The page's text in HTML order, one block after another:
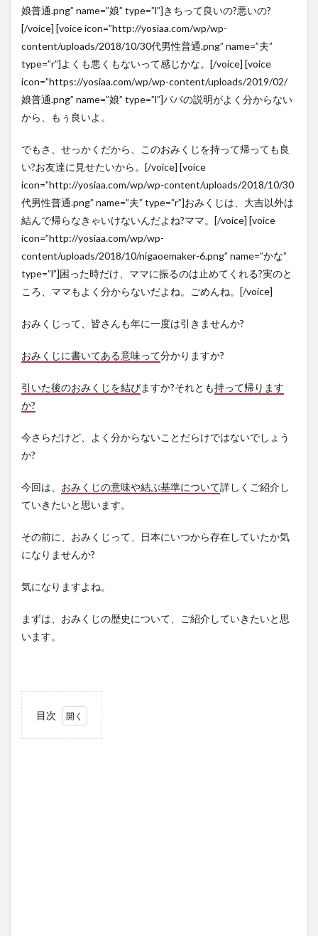
娘普通.png” name=”娘” type=”l”]きちって良いの?悪いの?
[/voice] [voice icon=”http://yosiaa.com/wp/wp-
content/uploads/2018/10/30代男性普通.png” name=”夫”
type=”r”]よくも悪くもないって感じかな。[/voice] [voice
icon=”https://yosiaa.com/wp/wp-content/uploads/2019/02/
娘普通.png” name=”娘” type=”l”]パパの説明がよく分からない
から、もぅ良いよ。
でもさ、せっかくだから、このおみくじを持って帰っても良
い?お友達に見せたいから。[/voice] [voice
icon=”http://yosiaa.com/wp/wp-content/uploads/2018/10/30
代男性普通.png” name=”夫” type=”r”]おみくじは、大吉以外は
結んで帰らなきゃいけないんだよね?ママ。[/voice] [voice
icon=”http://yosiaa.com/wp/wp-
content/uploads/2018/10/nigaoemaker-6.png” name=”かな”
type=”l”]困った時だけ、ママに振るのは止めてくれる?実のと
ころ、ママもよく分からないだよね。ごめんね。[/voice]
おみくじって、皆さんも年に一度は引きませんか?
おみくじに書いてある意味って分かりますか?
引いた後のおみくじを結びますか?それとも持って帰ります
か?
今さらだけど、よく分からないことだらけではないでしょう
か?
今回は、 おみくじの意味や結ぶ基準について詳しくご紹介し
ていきたいと思います。
その前に、おみくじって、日本にいつから存在していたか気
になりませんか?
気になりますよね。
まずは、おみくじの歴史について、ご紹介していきたいと思
います。
目次